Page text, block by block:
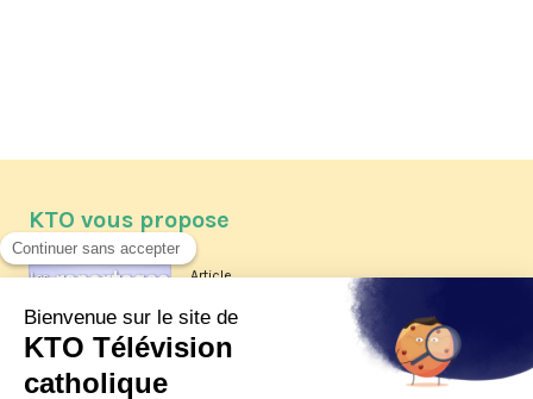
KTO vous propose
Article
Les reportages d'été 2026 de KTO